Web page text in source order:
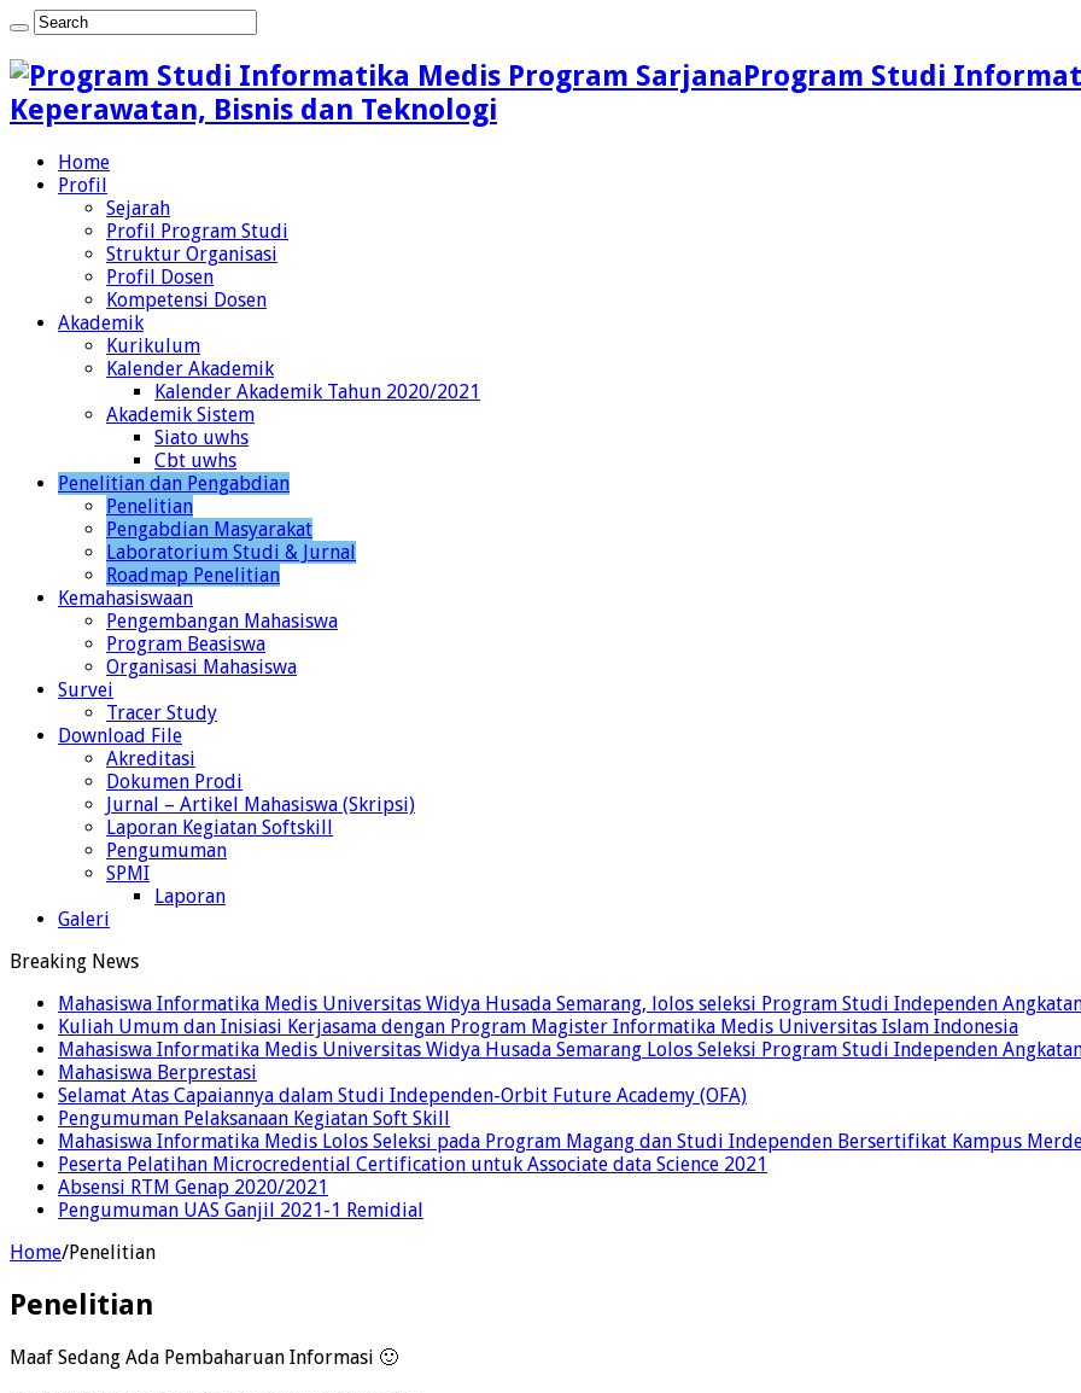
Program Studi
Keperawatan, Bisnis dan Teknologi
Home
Profil
Sejarah
Profil Program Studi
Struktur Organisasi
Profil Dosen
Kompetensi Dosen
Akademik
Kurikulum
Kalender Akademik
Kalender Akademik Tahun 2020/2021
Akademik Sistem
Siato uwhs
Cbt uwhs
Penelitian dan Pengabdian
Penelitian
Pengabdian Masyarakat
Laboratorium Studi & Jurnal
Roadmap Penelitian
Kemahasiswaan
Pengembangan Mahasiswa
Program Beasiswa
Organisasi Mahasiswa
Survei
Tracer Study
Download File
Akreditasi
Dokumen Prodi
Jurnal – Artikel Mahasiswa (Skripsi)
Laporan Kegiatan Softskill
Pengumuman
SPMI
Laporan
Galeri
Breaking News
Mahasiswa Informatika Medis Universitas Widya Husada Semarang, lolos seleksi Program Studi Independen
Kuliah Umum dan Inisiasi Kerjasama dengan Program Magister Informatika Medis Universitas Islam Indonesia
Mahasiswa Informatika Medis Universitas Widya Husada Semarang Lolos Seleksi Program Studi Independen
Mahasiswa Berprestasi
Selamat Atas Capaiannya dalam Studi Independen-Orbit Future Academy (OFA)
Pengumuman Pelaksanaan Kegiatan Soft Skill
Mahasiswa Informatika Medis Lolos Seleksi pada Program Magang dan Studi Independen Bersertifikat Kampus
Peserta Pelatihan Microcredential Certification untuk Associate data Science 2021
Absensi RTM Genap 2020/2021
Pengumuman UAS Ganjil 2021-1 Remidial
Home/Penelitian
Penelitian
Maaf Sedang Ada Pembaharuan Informasi 🙂